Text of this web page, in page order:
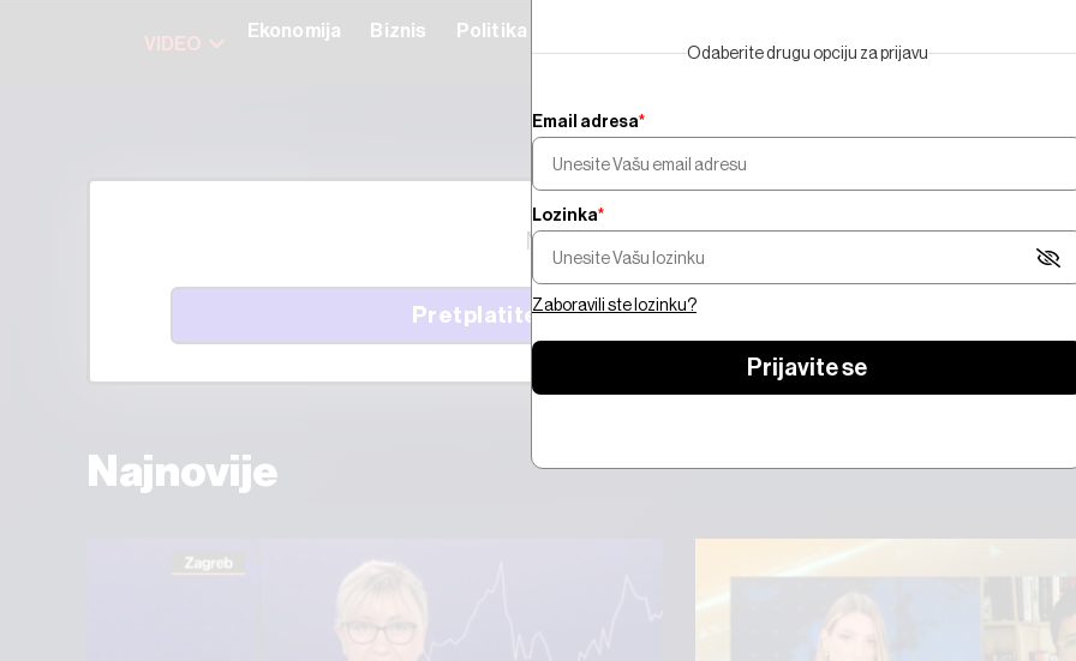
VIDEO
Ekonomija Biznis Politika
Adria
Morate biti pretplatnik da biste gledali video
Pretplatite se
Najnovije
Odaberite drugu opciju za prijavu
Email adresa*
Lozinka*
Zaboravili ste lozinku?
Prijavite se